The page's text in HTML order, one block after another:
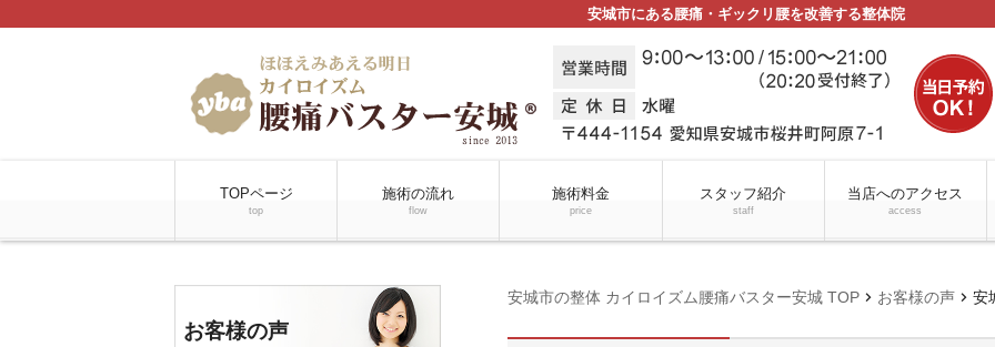
安城市にある腰痛・ギックリ腰を改善する整体院
TOPページ
top
施術の流れ
flow
施術料金
price
スタッフ紹介
staff
当店へのアクセス
access
安城市の整体 カイロイズム腰痛バスター安城 TOP chevron_right お客様の声 chevron_right 安
お客様の声